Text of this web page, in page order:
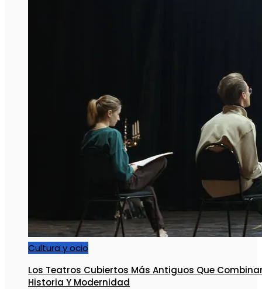
Cultura y ocio
Los Teatros Cubiertos Más Antiguos Que
Historia Y Modernidad